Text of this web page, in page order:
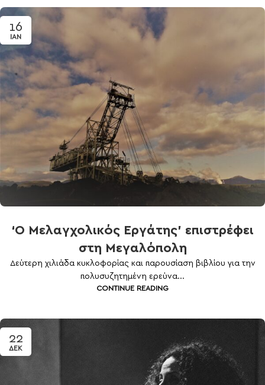
16
ΙΑΝ
‘Ο Μελαγχολικός Εργάτης’ επιστρέφει
στη Μεγαλόπολη
Δεύτερη χιλιάδα κυκλοφορίας και παρουσίαση βιβλίου για την
πολυσυζητημένη ερεύνα...
CONTINUE READING
22
ΔΕΚ